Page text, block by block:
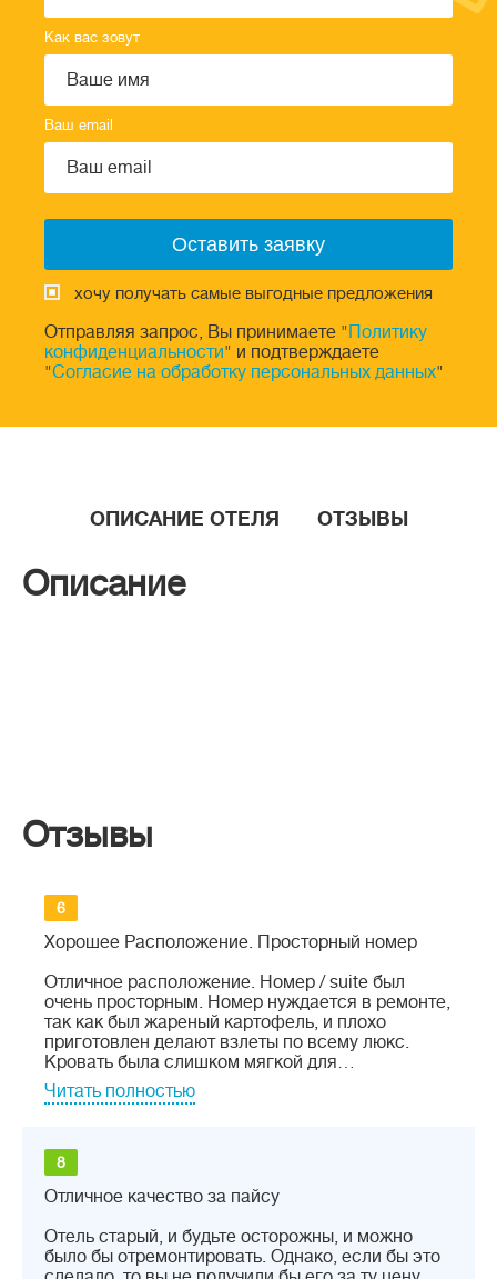
Как вас зовут
Ваш email
хочу получать самые выгодные предложения
Отправляя запрос, Вы принимаете " Политику
конфиденциальности" и подтверждаете
"Согласие на обработку персональных данных"
ОПИСАНИЕ ОТЕЛЯ ОТЗЫВЫ
Описание
Отзывы
6
Хорошее Расположение. Просторный номер
Отличное расположение. Номер / suite был
очень просторным. Номер нуждается в ремонте,
так как был жареный картофель, и плохо
приготовлен делают взлеты по всему люкс.
Кровать была слишком мягкой для…
Читать полностью
8
Отличное качество за пайсу
Отель старый, и будьте осторожны, и можно
было бы отремонтировать. Однако, если бы это